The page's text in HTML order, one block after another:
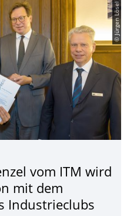
© Jürgen Lösel
vom ITM wird
mit dem
Industrieclubs